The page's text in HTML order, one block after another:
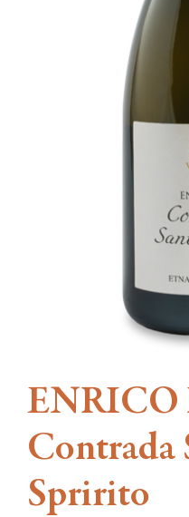
ENRICO
Contrada
Spririto